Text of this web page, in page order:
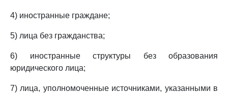
4) иностранные граждане;
5) лица без гражданства;
6) иностранные структуры без образования
юридического лица;
7) лица, уполномоченные источниками, указанными в